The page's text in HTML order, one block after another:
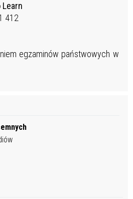
Learn
412
egzaminów państwowych w